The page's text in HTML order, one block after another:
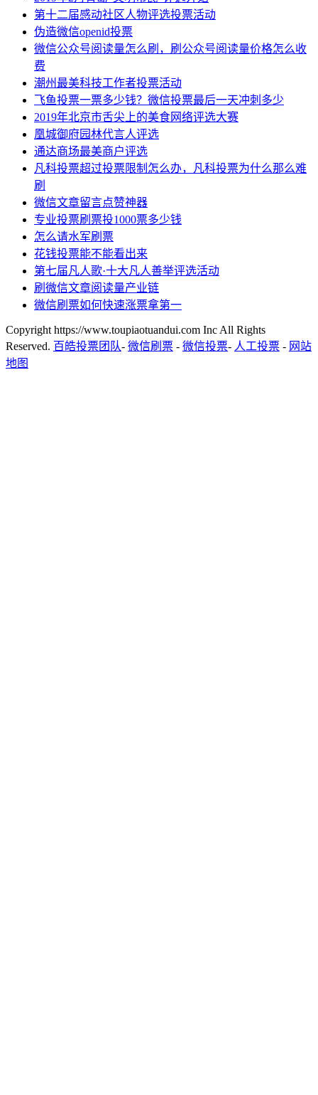
第十二届感动社区人物评选投票活动
伪造微信openid投票
微信公众号阅读量怎么刷，刷公众号阅读量价格怎么收
费
潮州最美科技工作者投票活动
飞鱼投票一票多少钱？微信投票最后一天冲刺多少
2019年北京市舌尖上的美食网络评选大赛
凰城御府园林代言人评选
通达商场最美商户评选
凡科投票超过投票限制怎么办，凡科投票为什么那么难
刷
微信文章留言点赞神器
专业投票刷票投1000票多少钱
怎么请水军刷票
花钱投票能不能看出来
第七届凡人歌·十大凡人善举评选活动
刷微信文章阅读量产业链
微信刷票如何快速涨票拿第一
Copyright https://www.toupiaotuandui.com Inc All Rights
Reserved. 百皓投票团队- 微信刷票 - 微信投票- 人工投票 - 网站
地图